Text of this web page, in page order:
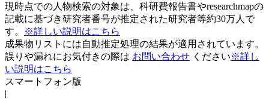
現時点での人物検索の対象は、科研費報告書やresearchmapの
記載に基づき研究者番号が推定された研究者等約30万人で
す。
※詳しい説明はこちら
成果物リストには自動推定処理の結果が適用されています。
誤りや漏れにお気付きの際は お問い合わせ ください※詳し
い説明はこちら
スマートフォン版
|